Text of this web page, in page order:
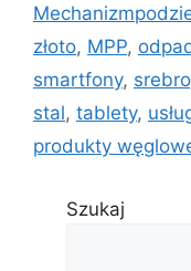
złoto, MPP,
smartfony,
stal, tablety,
produkty
Szukaj